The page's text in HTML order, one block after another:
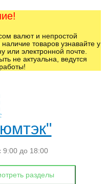
валют и непростой
товаров узнавайте у
или электронной почте.
не актуальна, ведутся
9:00 до 18:00
разделы